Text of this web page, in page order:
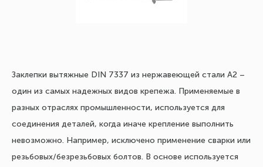
Заклепки вытяжные DIN 7337 из нержавеющей стали A2 –
один из самых надежных видов крепежа. Применяемые в
разных отраслях промышленности, используется для
соединения деталей, когда иначе крепление выполнить
невозможно. Например, исключено применение сварки или
резьбовых/безрезьбовых болтов. В основе используется